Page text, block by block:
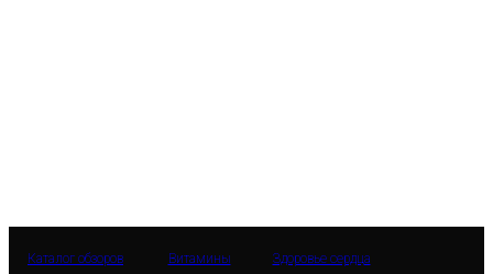
Каталог обзоров
Витамины
Здоровье сердца